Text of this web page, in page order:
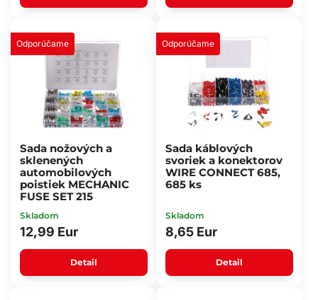
Odporúčame
Sada nožových a
sklenených
automobilových
poistiek MECHANIC
FUSE SET 215
Skladom
12,99 Eur
Detail
Odporúčame
Sada káblových
svoriek a konektorov
WIRE CONNECT 685,
685 ks
Skladom
8,65 Eur
Detail